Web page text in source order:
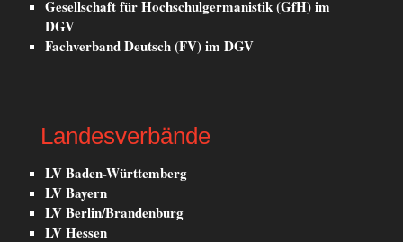
Gesellschaft für Hochschulgermanistik (GfH) im
DGV
Fachverband Deutsch (FV) im DGV
Landesverbände
LV Baden-Württemberg
LV Bayern
LV Berlin/Brandenburg
LV Hessen